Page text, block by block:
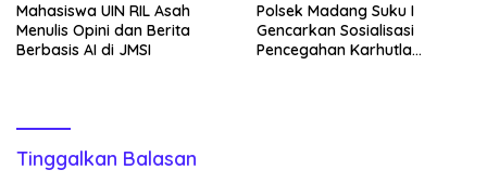
Mahasiswa UIN RIL Asah
Menulis Opini dan Berita
Berbasis AI di JMSI
Polsek Madang Suku I
Gencarkan Sosialisasi
Pencegahan Karhutla
Tinggalkan Balasan